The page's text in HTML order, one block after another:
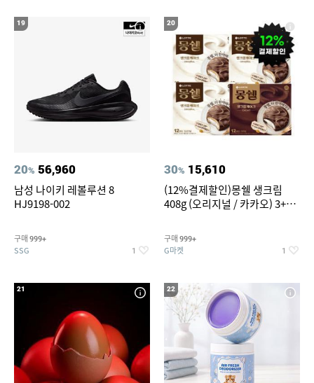
19
20% 56,960
남성 나이키 레볼루션 8
HJ9198-002
구매 999+
SSG 1
20
30% 15,610
(12%결제할인)몽쉘 생크림
408g (오리지널 / 카카오) 3+1
구매 999+
G마켓 1
21 22